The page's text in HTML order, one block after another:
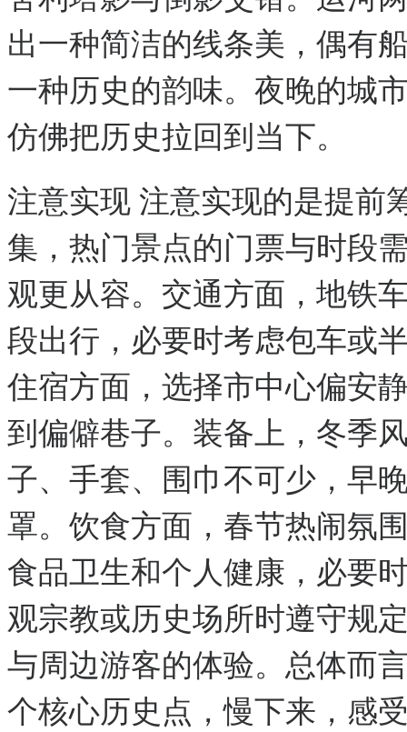
出一种简洁的线条美，偶有
一种历史的韵味。夜晚的城
仿佛把历史拉回到当下。
注意实现 注意实现的是提前
集，热门景点的门票与时段
观更从容。交通方面，地铁
段出行，必要时考虑包车或
住宿方面，选择市中心偏安
到偏僻巷子。装备上，冬季
子、手套、围巾不可少，早
罩。饮食方面，春节热闹氛
食品卫生和个人健康，必要
观宗教或历史场所时遵守规
与周边游客的体验。总体而
个核心历史点，慢下来，感